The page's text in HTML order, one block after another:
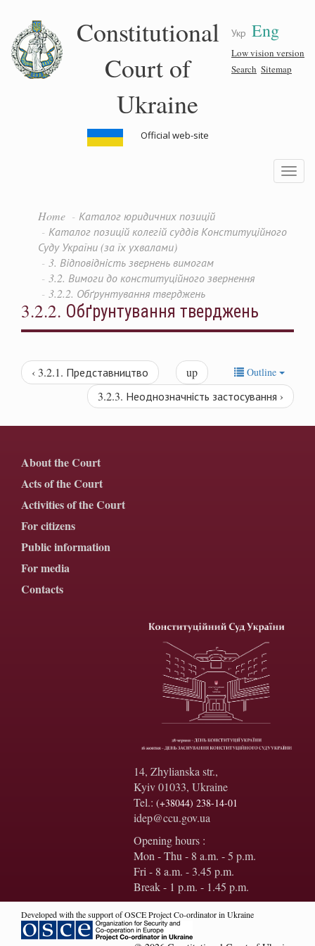
content
Укр Eng
Low vision version
Search Sitemap
Constitutional
Court of
Ukraine
Official web-site
Toggle
Home
Каталог юридичних позицій
Каталог позицій колегій суддів Конституційного
Суду України (за їх ухвалами)
3. Відповідність звернень вимогам
3.2. Вимоги до конституційного звернення
3.2.2. Обґрунтування тверджень
3.2.2. Обґрунтування тверджень
Outline
‹ 3.2.1. Представництво
up
3.2.3. Неоднозначність застосування ›
About the Court
Acts of the Court
Activities of the Court
For citizens
Public information
For media
Contacts
14, Zhylianska str.,
Kyiv 01033, Ukraine
Tel.: (+38044) 238-14-01
idep@ccu.gov.ua
Opening hours :
Mon - Thu - 8 a.m. - 5 p.m.
Fri - 8 a.m. - 3.45 p.m.
Break - 1 p.m. - 1.45 p.m.
Developed with the support of OSCE Project Co-ordinator in Ukraine